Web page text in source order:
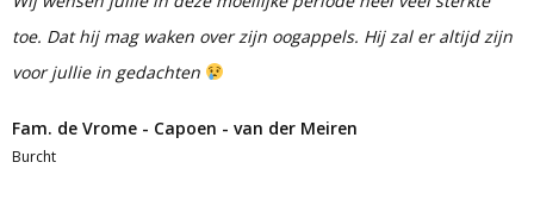
toe. Dat hij mag waken over zijn oogappels. Hij zal er altijd zijn
voor jullie in gedachten
Fam. de Vrome - Capoen - van der Meiren
Burcht